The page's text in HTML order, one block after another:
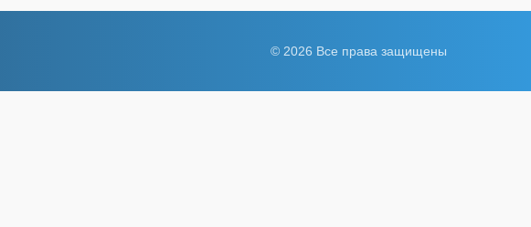
© 2026 Все права защищены